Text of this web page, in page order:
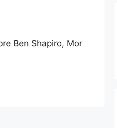
Ben Shapiro, Mor